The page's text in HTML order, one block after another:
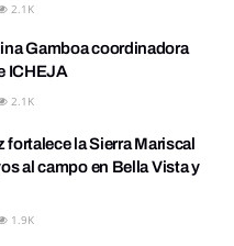
2.1K
Gamboa coordinadora
ICHEJA
2.1K
fortalece la Sierra Mariscal
al campo en Bella Vista y
1.9K